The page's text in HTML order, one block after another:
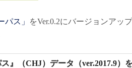
ス」
をVer.0.2にバージョンアッ
ス』（CHJ）データ（ver.2017.9）